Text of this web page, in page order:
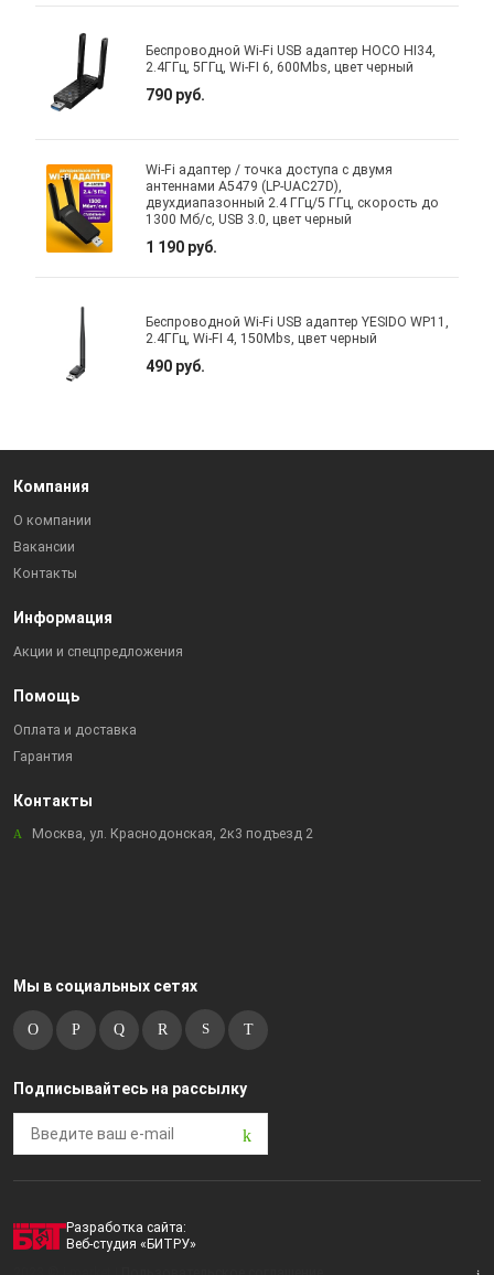
Беспроводной Wi-Fi USB адаптер HOCO HI34,
2.4ГГц, 5ГГц, Wi-FI 6, 600Mbs, цвет черный
790 руб.
Wi-Fi адаптер / точка доступа с двумя
антеннами A5479 (LP-UAC27D),
двухдиапазонный 2.4 ГГц/5 ГГц, скорость до
1300 Мб/с, USB 3.0, цвет черный
1 190 руб.
Беспроводной Wi-Fi USB адаптер YESIDO WP11,
2.4ГГц, Wi-FI 4, 150Mbs, цвет черный
490 руб.
Компания
О компании
Вакансии
Контакты
Информация
Акции и спецпредложения
Помощь
Оплата и доставка
Гарантия
Контакты
Москва, ул. Краснодонская, 2к3 подъезд 2
Мы в социальных сетях
Подписывайтесь на рассылку
Разработка сайта:
Веб-студия «БИТРУ»